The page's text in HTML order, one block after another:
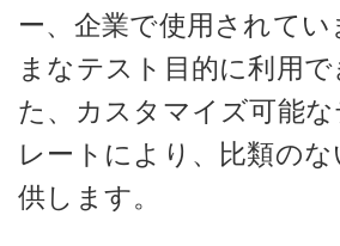
ー、企業で使用されて
まなテスト目的に利用で
た、カスタマイズ可能
レートにより、比類の
供します。